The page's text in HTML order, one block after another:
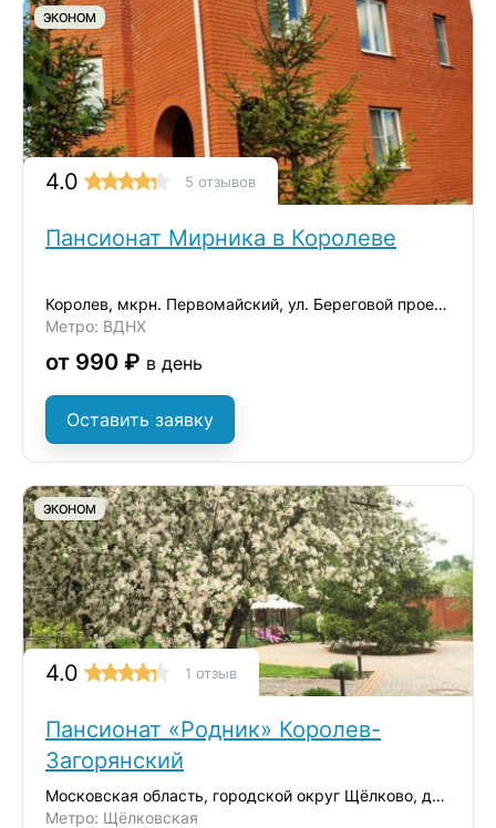
ЭКОНОМ
4.0 5 отзывов
Пансионат Мирника в Королеве
Королев, мкрн. Первомайский, ул. Береговой проезд, д.2
Метро: ВДНХ
от 990 ₽ в день
Оставить заявку
ЭКОНОМ
4.0 1 отзыв
Пансионат «Родник» Королев-
Загорянский
Московская область, городской округ Щёлково, дачный посёлок Загорянский,
Метро: Щёлковская